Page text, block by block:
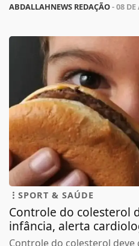
ABDALLAHNEWS REDAÇÃO- 08 DE
SPORT & SAÚDE
Controle do colesterol
infância, alerta
Controle do colesterol